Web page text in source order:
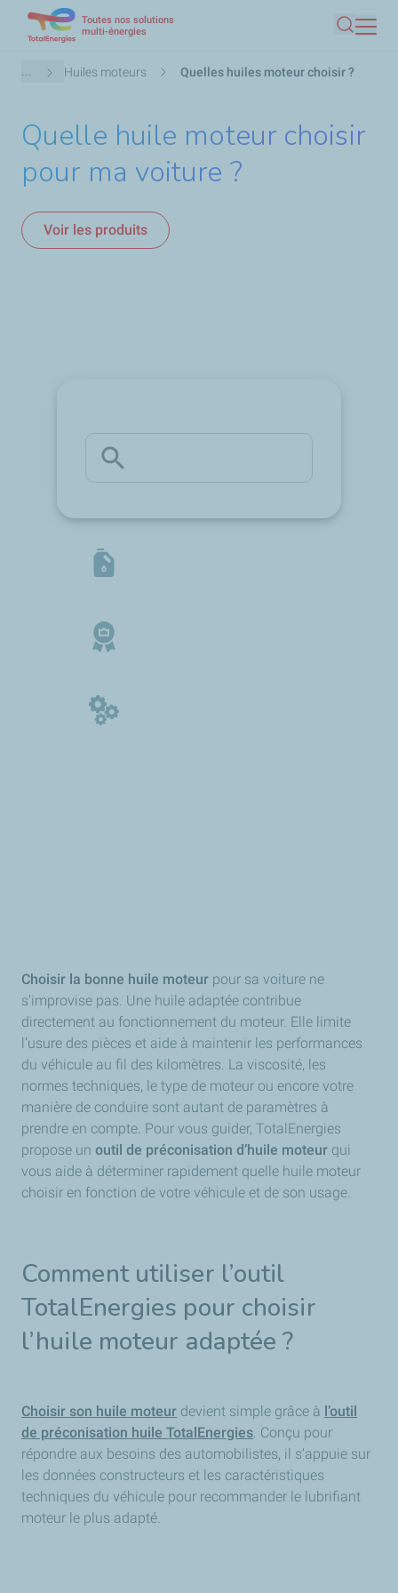
contenu
Toutes nos solutions
multi-énergies
Fil
... Huiles moteurs Quelles huiles moteur choisir ?
Quelle huile moteur choisir
pour ma voiture ?
Voir les produits
Choisir la bonne huile moteur pour sa voiture ne
s’improvise pas. Une huile adaptée contribue
directement au fonctionnement du moteur. Elle limite
l’usure des pièces et aide à maintenir les performances
du véhicule au fil des kilomètres. La viscosité, les
normes techniques, le type de moteur ou encore votre
manière de conduire sont autant de paramètres à
prendre en compte. Pour vous guider, TotalEnergies
propose un outil de préconisation d’huile moteur qui
vous aide à déterminer rapidement quelle huile moteur
choisir en fonction de votre véhicule et de son usage.
Comment utiliser l’outil
TotalEnergies pour choisir
l’huile moteur adaptée ?
Choisir son huile moteur devient simple grâce à l’outil
de préconisation huile TotalEnergies. Conçu pour
répondre aux besoins des automobilistes, il s’appuie sur
les données constructeurs et les caractéristiques
techniques du véhicule pour recommander le lubrifiant
moteur le plus adapté.